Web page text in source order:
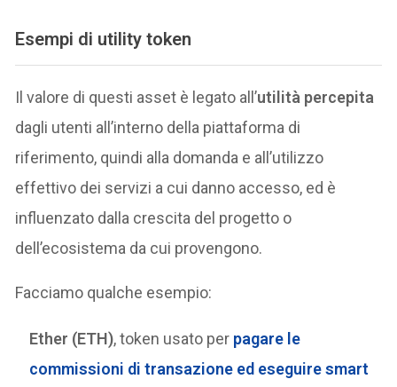
Esempi di utility token
Il valore di questi asset è legato all’utilità percepita
dagli utenti all’interno della piattaforma di
riferimento, quindi alla domanda e all’utilizzo
effettivo dei servizi a cui danno accesso, ed è
influenzato dalla crescita del progetto o
dell’ecosistema da cui provengono.
Facciamo qualche esempio:
Ether (ETH), token usato per pagare le
commissioni di transazione ed eseguire smart